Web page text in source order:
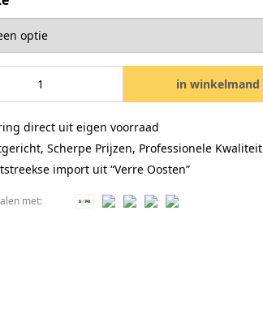
- Vlak/Vlak - 500gr Rolletje aantal
in winkelmand
direct uit eigen voorraad
Scherpe Prijzen, Professionele Kwaliteit
import uit “Verre Oosten”
met: